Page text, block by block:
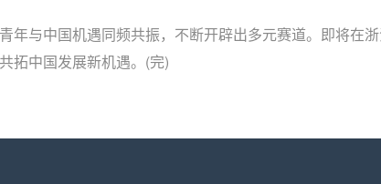
与中国机遇同频共振，不断开辟出多元赛道。即将在
拓中国发展新机遇。(完)